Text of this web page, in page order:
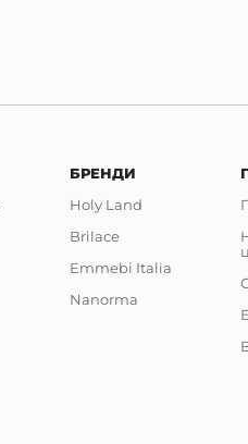
БРЕНДИ
Holy Land
Brilace
Emmebi Italia
Nanorma